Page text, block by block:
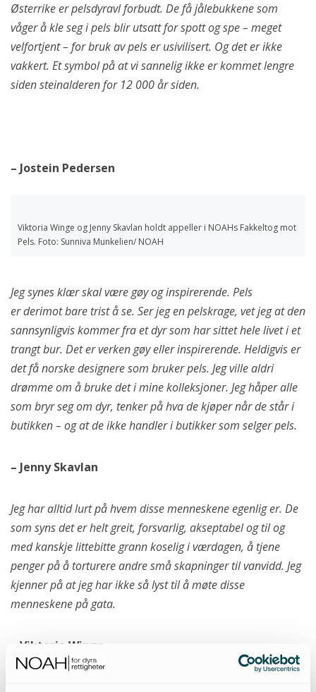
Østerrike er pelsdyravl forbudt. De få jålebukkene som
våger å kle seg i pels blir utsatt for spott og spe – meget
velfortjent – for bruk av pels er usivilisert. Og det er ikke
vakkert. Et symbol på at vi sannelig ikke er kommet lengre
siden steinalderen for 12 000 år siden.
– Jostein Pedersen
Viktoria Winge og Jenny Skavlan holdt appeller i NOAHs Fakkeltog mot
Pels. Foto: Sunniva Munkelien/ NOAH
Jeg synes klær skal være gøy og inspirerende. Pels
er derimot bare trist å se. Ser jeg en pelskrage, vet jeg at den
sannsynligvis kommer fra et dyr som har sittet hele livet i et
trangt bur. Det er verken gøy eller inspirerende. Heldigvis er
det få norske designere som bruker pels. Jeg ville aldri
drømme om å bruke det i mine kolleksjoner. Jeg håper alle
som bryr seg om dyr, tenker på hva de kjøper når de står i
butikken – og at de ikke handler i butikker som selger pels.
– Jenny Skavlan
Jeg har alltid lurt på hvem disse menneskene egenlig er. De
som syns det er helt greit, forsvarlig, akseptabel og til og
med kanskje littebitte grann koselig i værdagen, å tjene
penger på å torturere andre små skapninger til vanvidd. Jeg
kjenner på at jeg har ikke så lyst til å møte disse
menneskene på gata.
– Viktoria Winge